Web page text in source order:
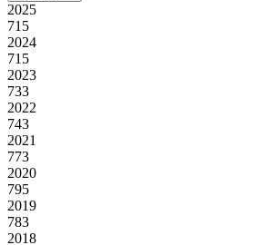
2025
715
2024
715
2023
733
2022
743
2021
773
2020
795
2019
783
2018